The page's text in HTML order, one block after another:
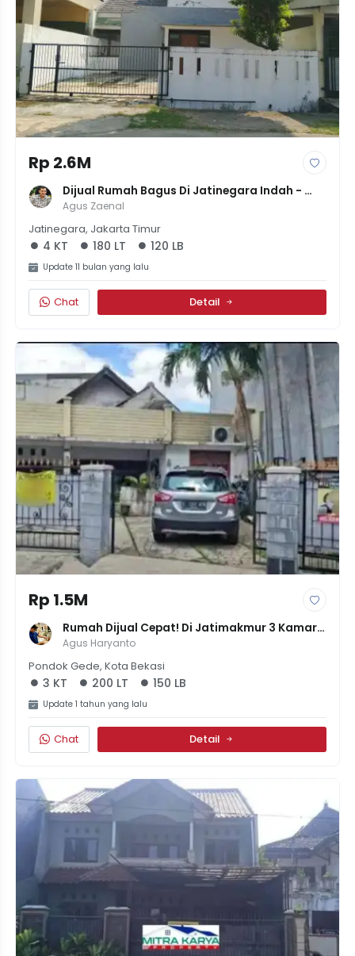
Rp 2.6M
Dijual Rumah Bagus Di Jatinegara Indah -
Kondisi Terawat, Siap Huni 3 Kamar - 2.55M
Nego
Agus Zaenal
Jatinegara, Jakarta Timur
4 KT 180 LT 120 LB
Update 11 bulan yang lalu
Chat Detail
Rp 1.5M
Rumah Dijual Cepat! Di Jatimakmur 3 Kamar
SHM Tanah 200m
Agus Haryanto
Pondok Gede, Kota Bekasi
3 KT 200 LT 150 LB
Update 1 tahun yang lalu
Chat Detail